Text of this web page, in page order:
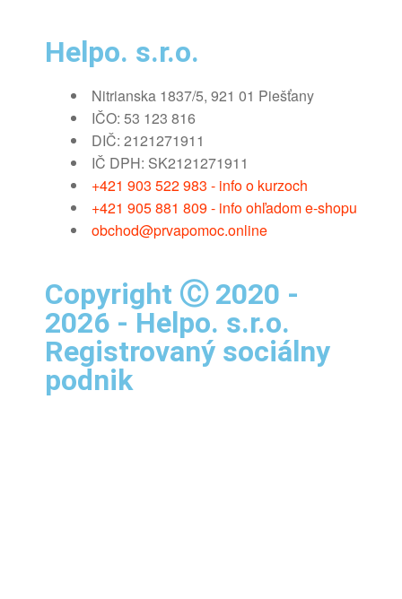
Helpo. s.r.o.
Nitrianska 1837/5, 921 01 Piešťany
IČO: 53 123 816
DIČ: 2121271911
IČ DPH: SK2121271911
+421 903 522 983 - info o kurzoch
+421 905 881 809 - info ohľadom e-shopu
obchod@prvapomoc.online
Copyright Ⓒ 2020 -
2026 - Helpo. s.r.o.
Registrovaný sociálny
podnik